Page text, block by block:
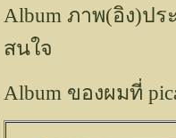
Album ภาพ(อิง)ป
สนใจ
Album ของผมที่